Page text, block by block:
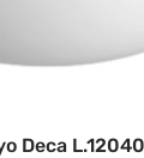
Deca